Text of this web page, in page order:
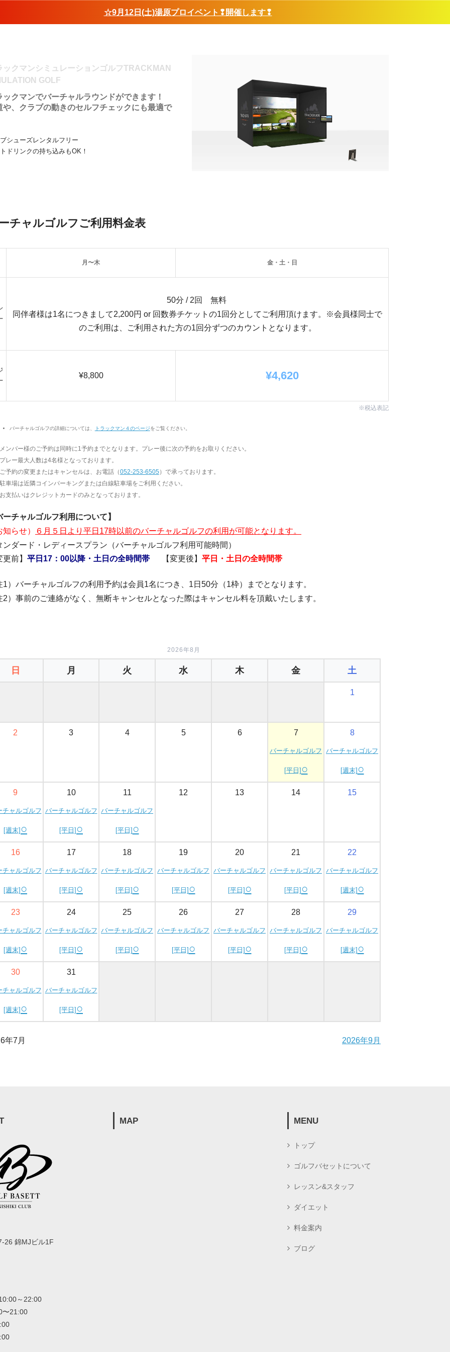
☆9月12日(土)湯原プロイベント❢開催します❢
ックマンシミュレーションゴルフTRACKMAN
GOLF
ックマンでバーチャルラウンドができます！
や、クラブの動きのセルフチェックにも最適で
シューズレンタルフリー
ドリンクの持ち込みもOK！
チャルゴルフご利用料金表
月〜木 金・土・日
50分 / 2回 無料
同伴者様は1名につきまして2,200円 or 回数券チケットの1回分としてご利用頂けます。※会員様同士で
のご利用は、ご利用された方の1回分ずつのカウントとなります。
¥8,800 ¥4,620
※税込表記
バーチャルゴルフの詳細については、 トラックマン４のページをご覧ください。
ンバー様のご予約は同時に1予約までとなります。プレー後に次の予約をお取りください。
レー最大人数は4名様となっております。
予約の変更またはキャンセルは、お電話（052-253-6505 ）で承っております。
車場は近隣コインパーキングまたは白線駐車場をご利用ください。
支払いはクレジットカードのみとなっております。
ーチャルゴルフ利用について】
知らせ）
６月５日より平日17時以前のバーチャルゴルフの利用が可能となります。
ンダード・レディースプラン（バーチャルゴルフ利用可能時間）
前】 平日17：00以降・土日の全時間帯 【変更後】 平日・土日の全時間帯
1）バーチャルゴルフの利用予約は会員1名につき、1日50分（1枠）までとなります。
2）事前のご連絡がなく、無断キャンセルとなった際はキャンセル料を頂戴いたします。
2026年8月
日 月 火 水 木 金 土
1
2 3 4 5 6 7
バーチャルゴルフ
[平日] ○
8
バーチャルゴルフ
[週末] ○
9
チャルゴルフ
[週末] ○
10
バーチャルゴルフ
[平日] ○
11
バーチャルゴルフ
[平日] ○
12 13 14 15
16
チャルゴルフ
[週末] ○
17
バーチャルゴルフ
[平日] ○
18
バーチャルゴルフ
[平日] ○
19
バーチャルゴルフ
[平日] ○
20
バーチャルゴルフ
[平日] ○
21
バーチャルゴルフ
[平日] ○
22
バーチャルゴルフ
[週末] ○
23
チャルゴルフ
[週末] ○
24
バーチャルゴルフ
[平日] ○
25
バーチャルゴルフ
[平日] ○
26
バーチャルゴルフ
[平日] ○
27
バーチャルゴルフ
[平日] ○
28
バーチャルゴルフ
[平日] ○
29
バーチャルゴルフ
[週末] ○
30
チャルゴルフ
[週末] ○
31
バーチャルゴルフ
[平日] ○
年7月 2026年9月
26 錦MJビル1F
～22:00
21:00
MAP MENU
トップ
ゴルフバセットについて
レッスン&スタッフ
ダイエット
料金案内
ブログ